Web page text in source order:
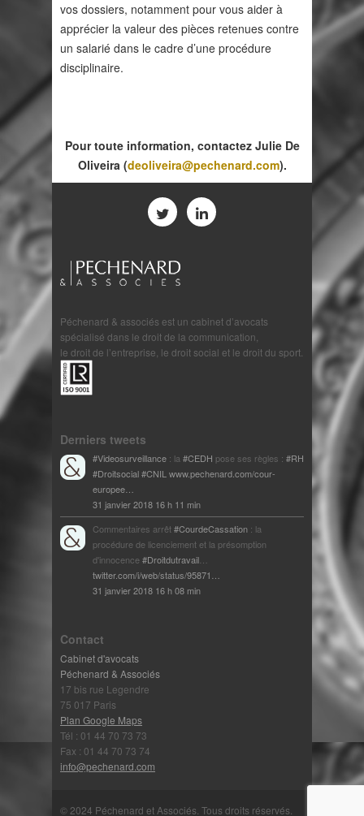
vos dossiers, notamment pour vous aider à
apprécier la valeur des pièces retenues contre
un salarié dans le cadre d’une procédure
disciplinaire.
Pour toute information, contactez Julie De
Oliveira (deoliveira@pechenard.com).
Péchenard & associés est un cabinet d’avocats
spécialisé dans le droit de la communication,
le droit de l’entreprise, le droit social et le droit du sport.
Derniers tweets
#Videosurveillance : la#CEDH pose ses règles : #RH
#Droitsocial#CNILwww.pechenard.com/cour-
europee…
31 janvier 2018 16 h 11 min
Commentaires arrêt#CourdeCassation : la
procédure de licenciement et la présomption
d'innocence#Droitdutravail…
twitter.com/i/web/status/95871…
31 janvier 2018 16 h 08 min
Contact
Cabinet d'avocats
Péchenard & Associés
17 bis rue Legendre
75 017 Paris
Plan Google Maps
Tél : 01 44 70 73 73
Fax : 01 44 70 73 74
info@pechenard.com
© 2024 Péchenard et Associés. Tous droits réservés.